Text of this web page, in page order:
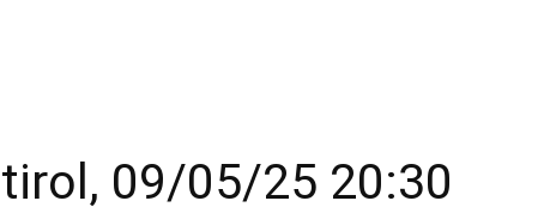
09/05/25 20:30